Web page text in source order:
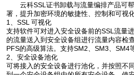
云科SSL证书卸载与流量编排产品可帮
署，提升加密环境的敏捷性、控制和可视化
1、SSL 可视化
支持软件可对进入安全设备前的SSL流量
的流量送入到安全设备组进行流量内容检
PFS的高级算法。支持SM2、SM3、SM4
2、安全设备池化
可将接入的安全设备进行池化，并按照不